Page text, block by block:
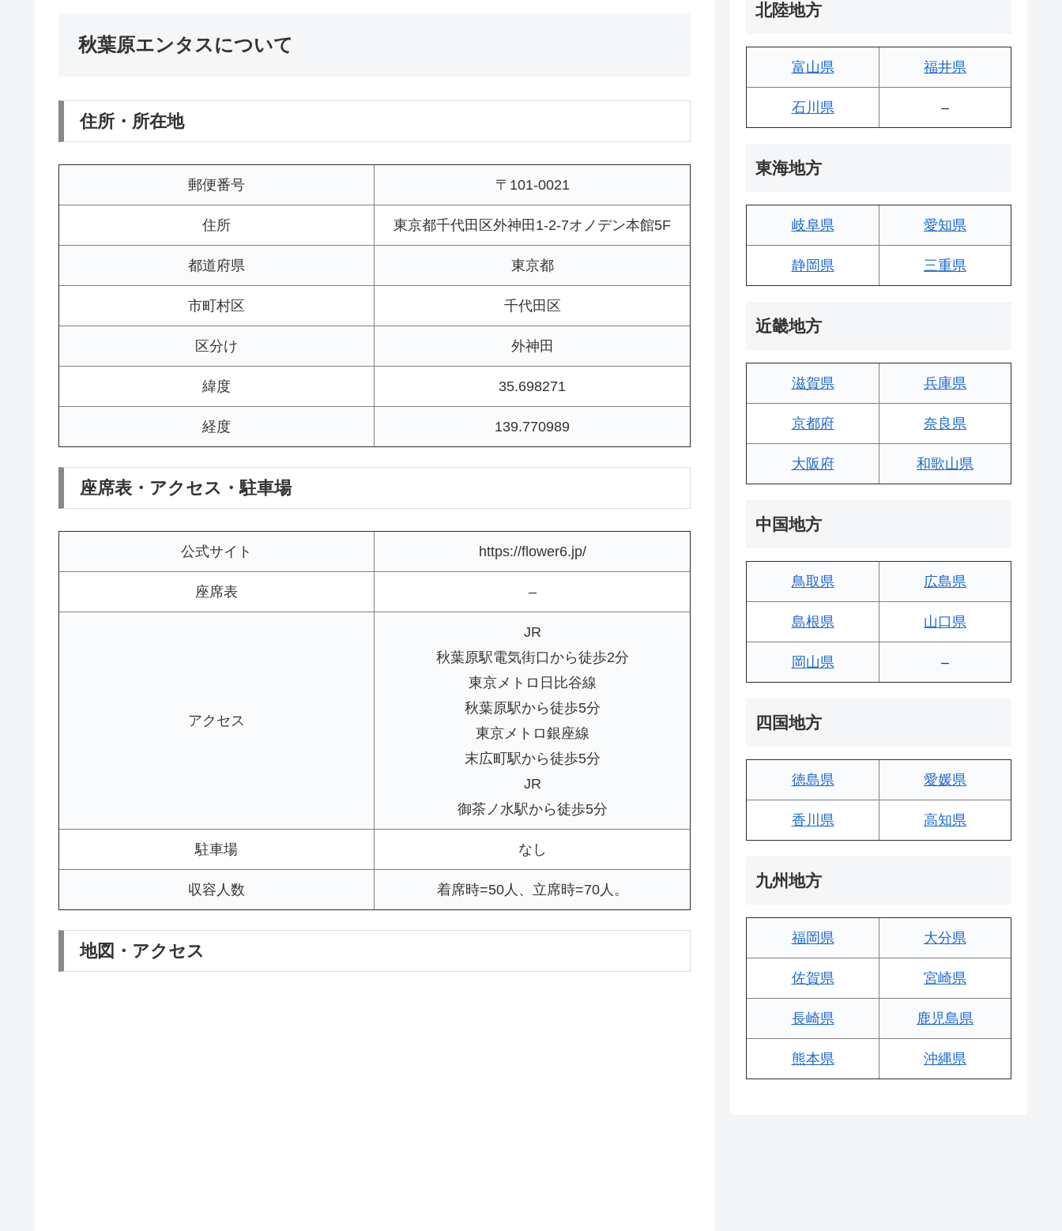
秋葉原エンタスについて
住所・所在地
郵便番号 〒101-0021
住所 東京都千代田区外神田1-2-7オノデン本館5F
都道府県 東京都
市町村区 千代田区
区分け 外神田
緯度 35.698271
経度 139.770989
座席表・アクセス・駐車場
公式サイト https://flower6.jp/
座席表 –
アクセス
JR
秋葉原駅電気街口から徒歩2分
東京メトロ日比谷線
秋葉原駅から徒歩5分
東京メトロ銀座線
末広町駅から徒歩5分
JR
御茶ノ水駅から徒歩5分
駐車場 なし
収容人数 着席時=50人、立席時=70人。
地図・アクセス
北陸地方
富山県 福井県
石川県 –
東海地方
岐阜県 愛知県
静岡県 三重県
近畿地方
滋賀県 兵庫県
京都府 奈良県
大阪府 和歌山県
中国地方
鳥取県 広島県
島根県 山口県
岡山県 –
四国地方
徳島県 愛媛県
香川県 高知県
九州地方
福岡県 大分県
佐賀県 宮崎県
長崎県 鹿児島県
熊本県 沖縄県